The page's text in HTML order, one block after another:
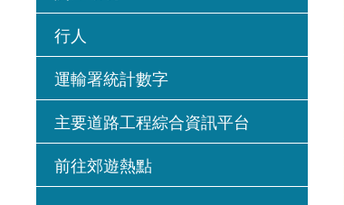
行人
運輸署統計數字
主要道路工程綜合資訊平台
前往郊遊熱點